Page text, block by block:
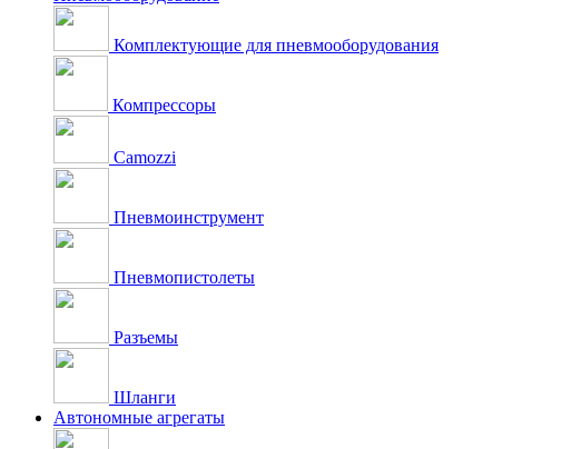
Комплектующие для пневмооборудования
Компрессоры
Camozzi
Пневмоинструмент
Пневмопистолеты
Разъемы
Шланги
Автономные агрегаты